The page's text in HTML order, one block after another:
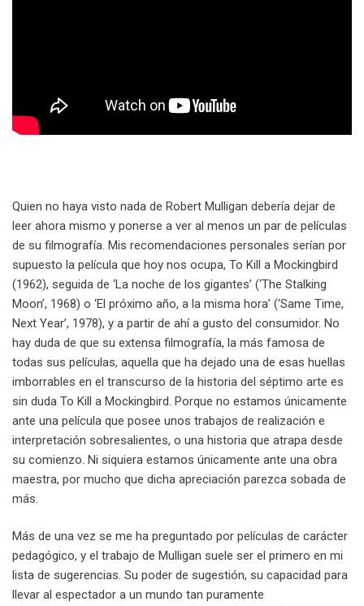
Quien no haya visto nada de Robert Mulligan debería dejar de
leer ahora mismo y ponerse a ver al menos un par de películas
de su filmografía. Mis recomendaciones personales serían por
supuesto la película que hoy nos ocupa, To Kill a Mockingbird
(1962), seguida de ‘La noche de los gigantes’ (‘The Stalking
Moon’, 1968) o ‘El próximo año, a la misma hora’ (‘Same Time,
Next Year’, 1978), y a partir de ahí a gusto del consumidor. No
hay duda de que su extensa filmografía, la más famosa de
todas sus películas, aquella que ha dejado una de esas huellas
imborrables en el transcurso de la historia del séptimo arte es
sin duda To Kill a Mockingbird. Porque no estamos únicamente
ante una película que posee unos trabajos de realización e
interpretación sobresalientes, o una historia que atrapa desde
su comienzo. Ni siquiera estamos únicamente ante una obra
maestra, por mucho que dicha apreciación parezca sobada de
más.
Más de una vez se me ha preguntado por películas de carácter
pedagógico, y el trabajo de Mulligan suele ser el primero en mi
lista de sugerencias. Su poder de sugestión, su capacidad para
llevar al espectador a un mundo tan puramente